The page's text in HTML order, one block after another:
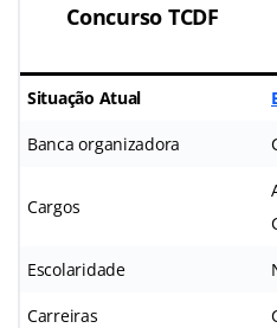
Concurso TCDF
Situação Atual
Banca organizadora
Cargos
Escolaridade
Carreiras